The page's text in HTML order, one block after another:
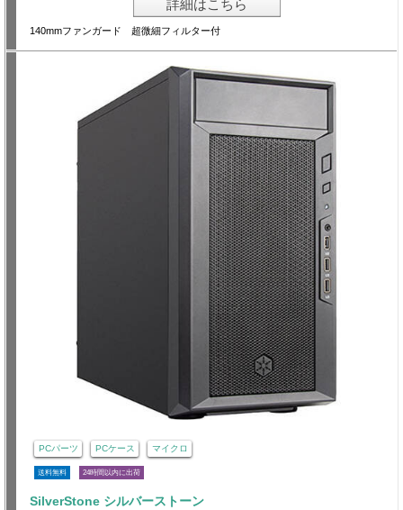
詳細はこちら
140mmファンガード 超微細フィルター付
PCパーツ PCケース マイクロ
送料無料 24時間以内に出荷
SilverStone シルバーストーン